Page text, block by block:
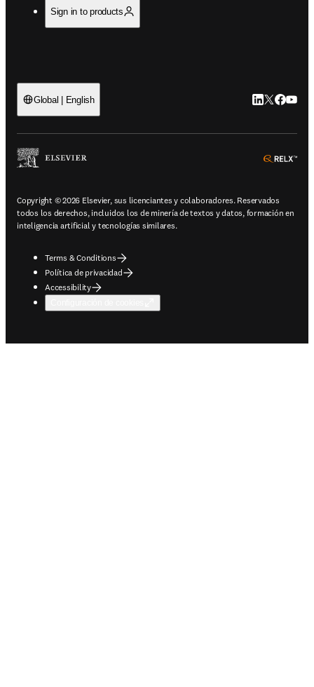
Sign in to products
Global | English LinkedIn se
Twitter se
Copyright © 2026 Elsevier, sus licenciantes y colaboradores. Reservados
todos los derechos, incluidos los de minería de textos y datos, formación en
inteligencia artificial y tecnologías similares.
Terms & Conditions
Política de privacidad
Accessibility